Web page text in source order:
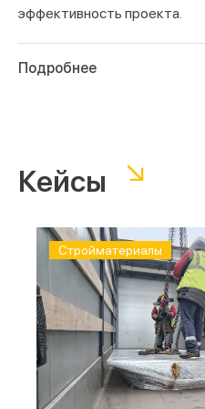
эффективность проекта.
Подробнее
Доставка строительных
компанией «Л.Э.Т.О.»
Компания выполняет
лакокрасочных и
опыт
транспортировки
выполняла поставки
заказчики обращаются за
строительного
домокомплектов.
Кейсы
Cтройматериалы